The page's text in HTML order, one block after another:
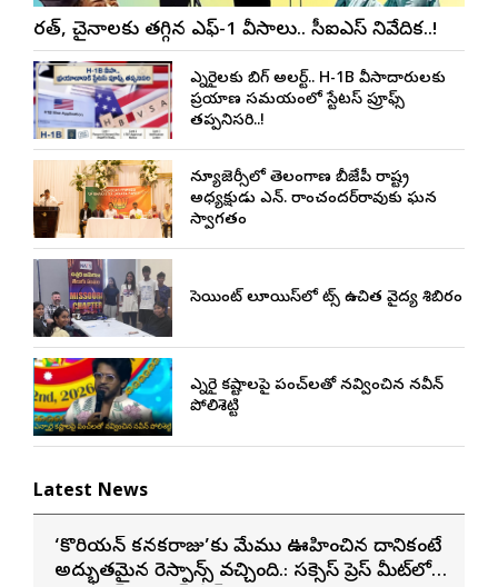
భారత్, చైనాలకు తగ్గిన ఎఫ్-1 వీసాలు.. సీఐఎస్ నివేదిక..!
ఎన్నారైలకు బిగ్ అలర్ట్.. H-1B వీసాదారులకు
ప్రయాణ సమయంలో స్టేటస్ ప్రూఫ్స్
తప్పనిసరి..!
న్యూజెర్సీలో తెలంగాణ బీజేపీ రాష్ట్ర
అధ్యక్షుడు ఎన్. రాంచందర్‌రావుకు ఘన
స్వాగతం
సెయింట్ లూయిస్‌లో నాట్స్ ఉచిత వైద్య శిబిరం
ఎన్నారై కష్టాలపై పంచ్‌లతో నవ్వించిన నవీన్
పోలిశెట్టి
Latest News
‘కొరియన్ కనకరాజు’కు మేము ఊహించిన దానికంటే
అద్భుతమైన రెస్పాన్స్ వచ్చింది.: సక్సెస్ ప్రెస్ మీట్‌లో